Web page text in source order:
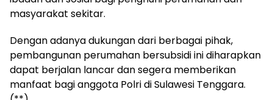
masyarakat sekitar.
Dengan adanya dukungan dari berbagai pihak,
pembangunan perumahan bersubsidi ini diharapkan
dapat berjalan lancar dan segera memberikan
manfaat bagi anggota Polri di Sulawesi Tenggara.